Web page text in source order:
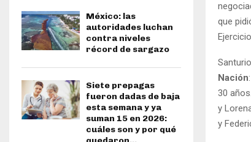
que
Nación:
30
y
y
México: las
autoridades luchan
contra niveles
récord de sargazo
Siete prepagas
fueron dadas de baja
esta semana y ya
suman 15 en 2026:
cuáles son y por qué